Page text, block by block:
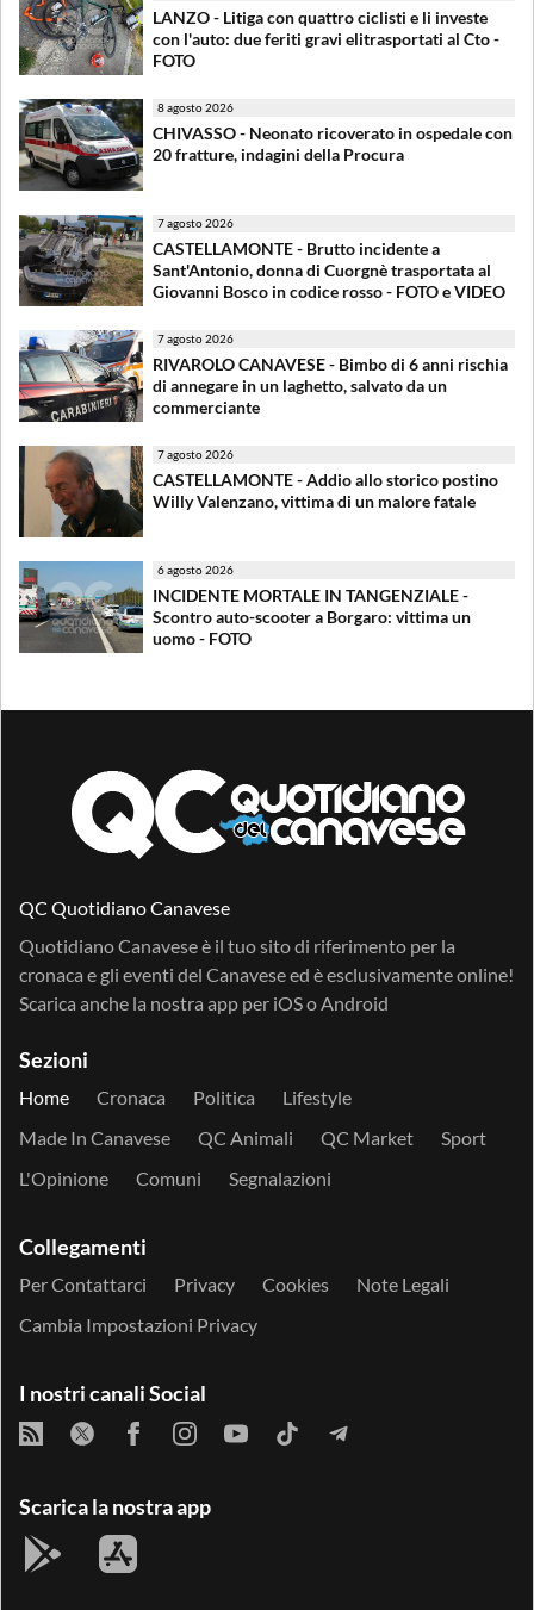
LANZO - Litiga con quattro ciclisti e li investe
con l'auto: due feriti gravi elitrasportati al Cto -
FOTO
8 agosto 2026
CHIVASSO - Neonato ricoverato in ospedale con
20 fratture, indagini della Procura
7 agosto 2026
CASTELLAMONTE - Brutto incidente a
Sant'Antonio, donna di Cuorgnè trasportata al
Giovanni Bosco in codice rosso - FOTO e VIDEO
7 agosto 2026
RIVAROLO CANAVESE - Bimbo di 6 anni rischia
di annegare in un laghetto, salvato da un
commerciante
7 agosto 2026
CASTELLAMONTE - Addio allo storico postino
Willy Valenzano, vittima di un malore fatale
6 agosto 2026
INCIDENTE MORTALE IN TANGENZIALE -
Scontro auto-scooter a Borgaro: vittima un
uomo - FOTO
QC Quotidiano Canavese
Quotidiano Canavese è il tuo sito di riferimento per la
cronaca e gli eventi del Canavese ed è esclusivamente online!
Scarica anche la nostra app per iOSo Android
Sezioni
Home Cronaca Politica
Lifestyle
Made In Canavese
QC Animali QC Market
Sport
L'Opinione
Comuni Segnalazioni
Collegamenti
Per Contattarci Privacy Cookies
Note Legali
Cambia Impostazioni Privacy
I nostri canali Social
Scarica la nostra app